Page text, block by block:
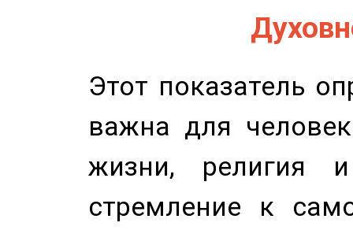
Этот показатель
важна для
жизни, религия
стремление к